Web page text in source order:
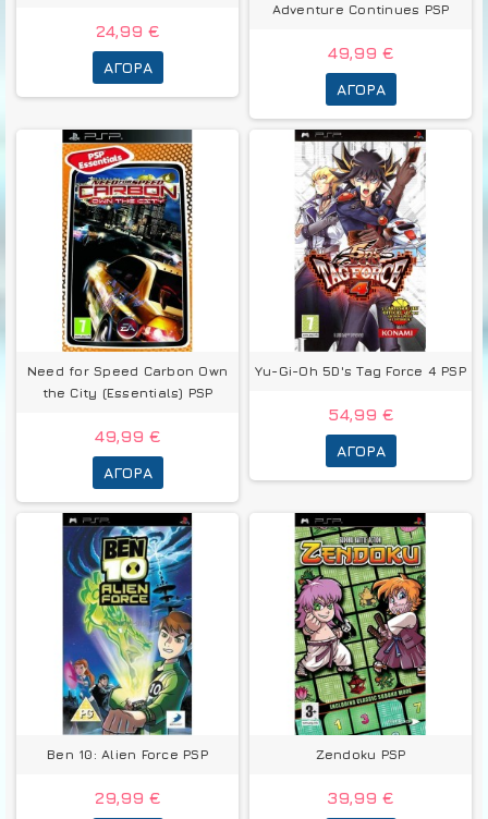
24,99 €
ΑΓΟΡΆ
Adventure Continues PSP
49,99 €
ΑΓΟΡΆ
Need for Speed Carbon Own
the City (Essentials) PSP
49,99 €
ΑΓΟΡΆ
Yu-Gi-Oh 5D's Tag Force 4 PSP
54,99 €
ΑΓΟΡΆ
Ben 10: Alien Force PSP
29,99 €
Zendoku PSP
39,99 €